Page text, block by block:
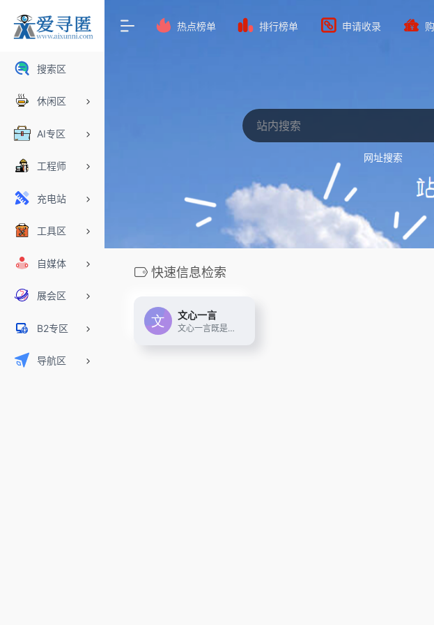
搜索区
休闲区
AI专区
工程师
充电站
工具区
自媒体
展会区
B2专区
导航区
热点榜单 排行榜单 申请收录
网址搜索
快速信息检索
文心一言
文心一言既是你的智能伙伴，可以陪你聊天、回答问题、画图识图；也是你的AI助手，可以提供灵感、撰写文案、阅读文档、智能翻译，帮你高效完成工作和学习任务。